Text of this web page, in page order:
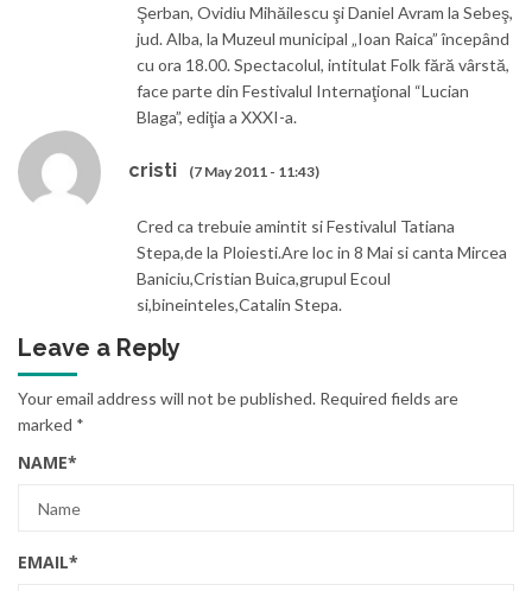
Şerban, Ovidiu Mihăilescu şi Daniel Avram la Sebeş,
jud. Alba, la Muzeul municipal „Ioan Raica” începând
cu ora 18.00. Spectacolul, intitulat Folk fără vârstă,
face parte din Festivalul Internaţional “Lucian
Blaga”, ediţia a XXXI-a.
cristi (7 May 2011 - 11:43)
Cred ca trebuie amintit si Festivalul Tatiana
Stepa,de la Ploiesti.Are loc in 8 Mai si canta Mircea
Baniciu,Cristian Buica,grupul Ecoul
si,bineinteles,Catalin Stepa.
Leave a Reply
Your email address will not be published. Required fields are
marked *
NAME*
EMAIL*